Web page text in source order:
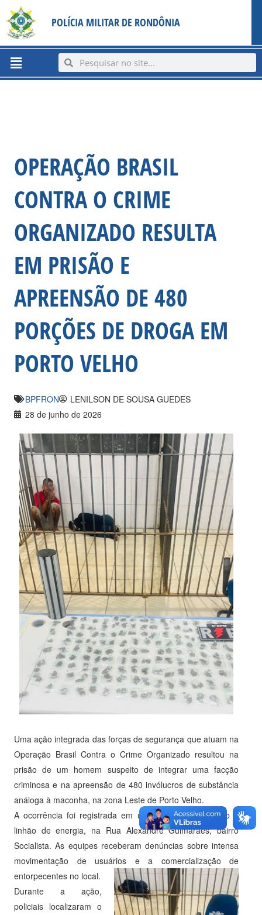
content
para
conteúdo
POLÍCIA MILITAR DE RONDÔNIA
Menu SearchSearch
OPERAÇÃO BRASIL
CONTRA O CRIME
ORGANIZADO RESULTA
EM PRISÃO E
APREENSÃO DE 480
PORÇÕES DE DROGA EM
PORTO VELHO
BPFRON
LENILSON DE SOUSA GUEDES
28 de junho de 2026
Uma ação integrada das forças de segurança que atuam na
Operação Brasil Contra o Crime Organizado resultou na
prisão de um homem suspeito de integrar uma facção
criminosa e na apreensão de 480 invólucros de substância
análoga à maconha, na zona Leste de Porto Velho.
A ocorrência foi registrada em um beco localizado sob o
linhão de energia, na Rua Alexandre Guimarães, bairro
Socialista. As equipes receberam denúncias sobre intensa
movimentação de usuários e a comercialização de
entorpecentes no local.
Durante a ação,
policiais localizaram o